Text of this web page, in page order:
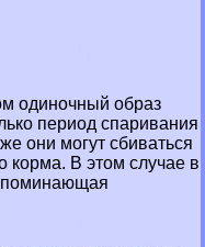
одиночный образ
период спаривания
они могут сбиваться
корма. В этом случае в